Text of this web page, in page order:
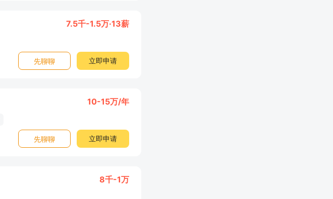
7.5千-1.5万·13薪
先聊聊 立即申请
10-15万/年
先聊聊 立即申请
8千-1万